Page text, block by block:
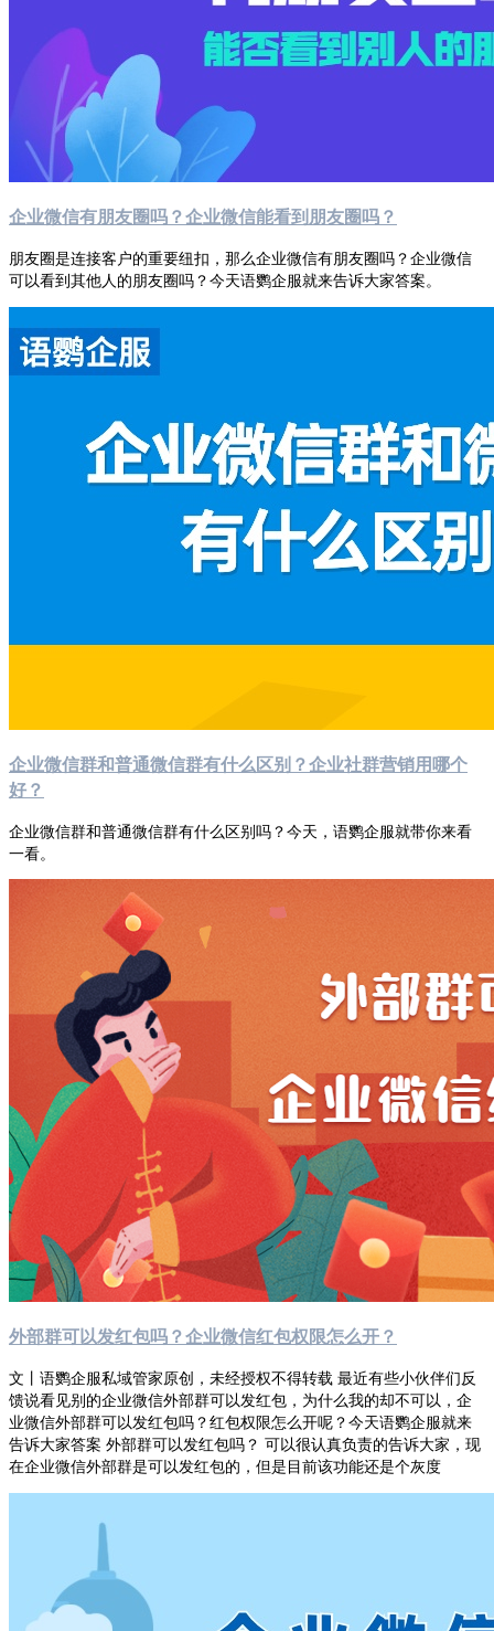
企业微信有朋友圈吗？企业微信能看到朋友圈吗？
朋友圈是连接客户的重要纽扣，那么企业微信有朋友圈吗？企业微信
可以看到其他人的朋友圈吗？今天语鹦企服就来告诉大家答案。
企业微信群和普通微信群有什么区别？企业社群营销用哪个
好？
企业微信群和普通微信群有什么区别吗？今天，语鹦企服就带你来看
一看。
外部群可以发红包吗？企业微信红包权限怎么开？
文丨语鹦企服私域管家原创，未经授权不得转载 最近有些小伙伴们反
馈说看见别的企业微信外部群可以发红包，为什么我的却不可以，企
业微信外部群可以发红包吗？红包权限怎么开呢？今天语鹦企服就来
告诉大家答案 外部群可以发红包吗？ 可以很认真负责的告诉大家，现
在企业微信外部群是可以发红包的，但是目前该功能还是个灰度